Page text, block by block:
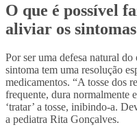
O que é possível
aliviar os
Por ser uma defesa natural
sintoma tem uma resolução
medicamentos. “A tosse dos
frequente, dura normalmente
‘tratar’ a tosse, inibindo-a.
a pediatra Rita Gonçalves.